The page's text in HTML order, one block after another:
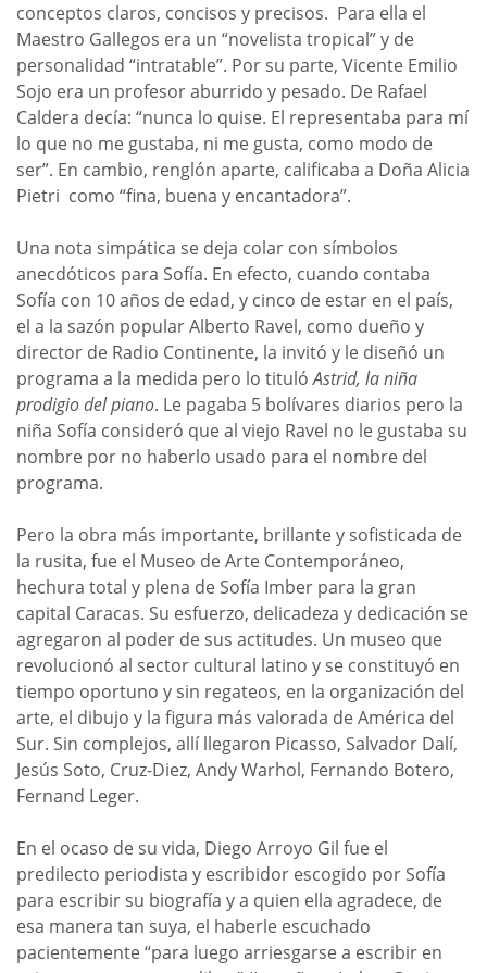
conceptos claros, concisos y precisos. Para ella el
Maestro Gallegos era un “novelista tropical” y de
personalidad “intratable”. Por su parte, Vicente Emilio
Sojo era un profesor aburrido y pesado. De Rafael
Caldera decía: “nunca lo quise. El representaba para mí
lo que no me gustaba, ni me gusta, como modo de
ser”. En cambio, renglón aparte, calificaba a Doña Alicia
Pietri como “fina, buena y encantadora”.
Una nota simpática se deja colar con símbolos
anecdóticos para Sofía. En efecto, cuando contaba
Sofía con 10 años de edad, y cinco de estar en el país,
el a la sazón popular Alberto Ravel, como dueño y
director de Radio Continente, la invitó y le diseñó un
programa a la medida pero lo titulóAstrid, la niña
prodigio del piano. Le pagaba 5 bolívares diarios pero la
niña Sofía consideró que al viejo Ravel no le gustaba su
nombre por no haberlo usado para el nombre del
programa.
Pero la obra más importante, brillante y sofisticada de
la rusita, fue el Museo de Arte Contemporáneo,
hechura total y plena de Sofía Imber para la gran
capital Caracas. Su esfuerzo, delicadeza y dedicación se
agregaron al poder de sus actitudes. Un museo que
revolucionó al sector cultural latino y se constituyó en
tiempo oportuno y sin regateos, en la organización del
arte, el dibujo y la figura más valorada de América del
Sur. Sin complejos, allí llegaron Picasso, Salvador Dalí,
Jesús Soto, Cruz-Diez, Andy Warhol, Fernando Botero,
Fernand Leger.
En el ocaso de su vida, Diego Arroyo Gil fue el
predilecto periodista y escribidor escogido por Sofía
para escribir su biografía y a quien ella agradece, de
esa manera tan suya, el haberle escuchado
pacientemente “para luego arriesgarse a escribir en